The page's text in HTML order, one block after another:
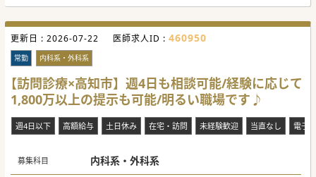
で相殺する形となります。
研修体制もしっかりしているため、初期研修修了すぐの
美容未経験の方も安心して働ける環境です。
#秋入職可
更新日 : 2026-07-22 医師求人ID : 460950
常勤 内科系・外科系
【訪問診療×高知市】週4日も相談可能/経験に応じて
1,800万以上の提示も可能/明るい職場です♪
週4日以下 高額給与 土日休み 在宅・訪問 未経験歓迎 当直なし 電子
募集科目 内科系・外科系